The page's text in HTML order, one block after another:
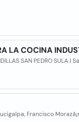
LA COCINA
SAN PEDRO SULA |
Francisco